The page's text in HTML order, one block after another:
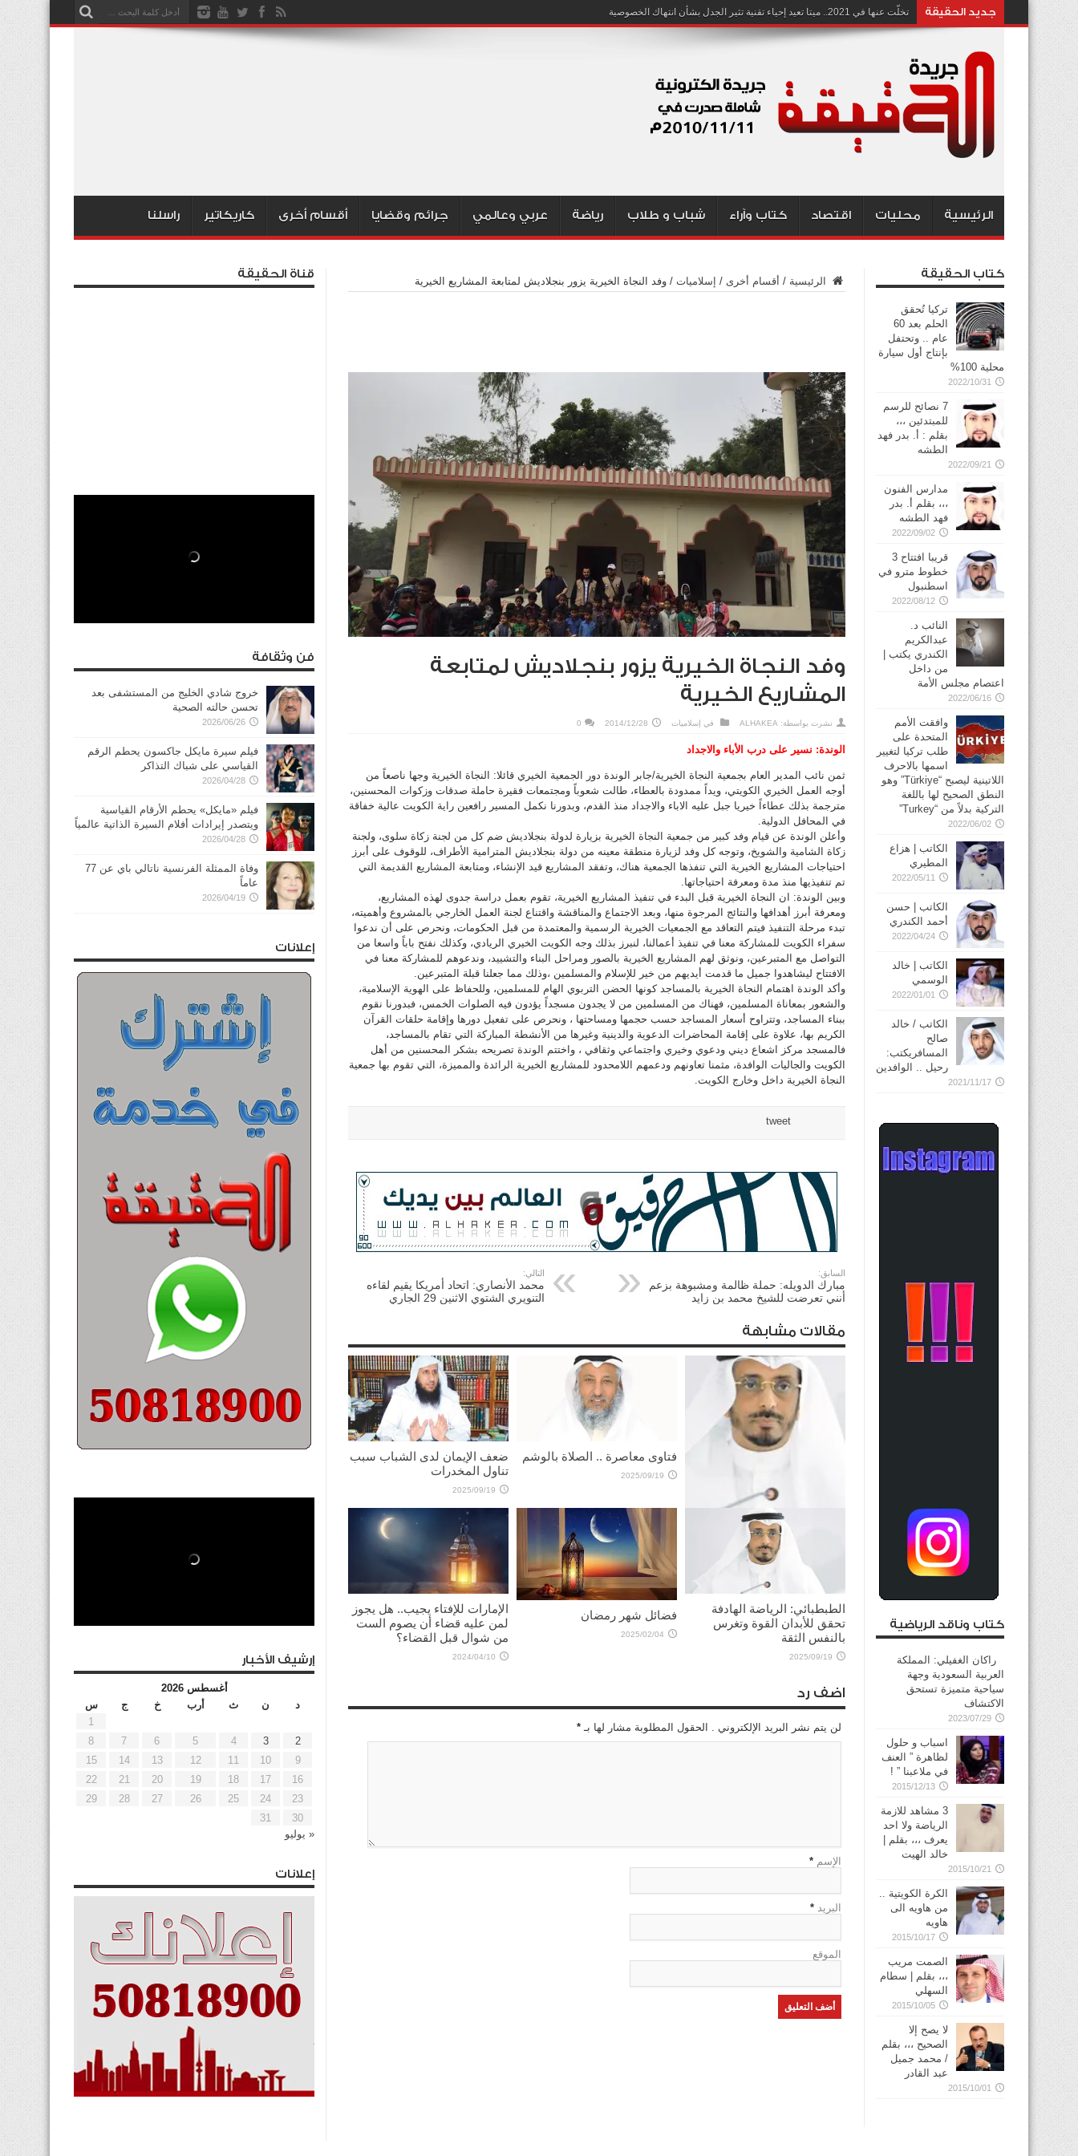
جديد الحقيقة تخلّت عنها في 2021.. ميتا تعيد إحياء تقنية تثير الجدل بشأن انتهاك الخصوصية
الرئيسية محليات اقتصاد كتاب وآراء شباب و طلاب رياضة عربي وعالمي جرائم وقضايا أقسام أخرى كاريكاتير راسلنا
الرئيسية / أقسام أخرى / إسلاميات / وفد النجاة الخيرية يزور بنجلاديش لمتابعة المشاريع الخيرية
وفد النجاة الخيرية يزور بنجلاديش لمتابعة
المشاريع الخيرية
نشرت بواسطة: ALHAKEA في إسلاميات 2014/12/28
0
الوندة: نسير على درب الأباء والاجداد
ثمن نائب المدير العام بجمعية النجاة الخيرية/جابر الوندة دور الجمعية الخيري قائلا: النجاة الخيرية وجها ناصعاً من
أوجه العمل الخيري الكويتي، ويداً ممدودة بالعطاء، طالت شعوباً ومجتمعات فقيرة حاملة صدقات وزكوات المحسنين،
مترجمة بذلك عطاءاً خيريا جبل عليه الاباء والاجداد منذ القدم، وبدورنا نكمل المسير رافعين راية الكويت عالية خفاقة
في المحافل الدولية.
وأعلن الوندة عن قيام وفد كبير من جمعية النجاة الخيرية بزيارة لدولة بنجلاديش ضم كل من لجنة زكاة سلوى، ولجنة
زكاة الشامية والشويخ، وتوجه كل وفد لزيارة منطقة معينه من دولة بنجلاديش المترامية الأطراف، للوقوف على أبرز
احتياجات المشاريع الخيرية التي تنفذها الجمعية هناك، وتفقد المشاريع قيد الإنشاء، ومتابعة المشاريع القديمة التي
تم تنفيذيها منذ مدة ومعرفة احتياجاتها.
وبين الوندة: ان النجاة الخيرية قبل البدء في تنفيذ المشاريع الخيرية، تقوم بعمل دراسة جدوى لهذه المشاريع،
ومعرفة أبرز أهدافها والنتائج المرجوة منها، وبعد الاجتماع والمناقشة واقتناع لجنة العمل الخارجي بالمشروع وأهميته،
تبدء مرحلة التنفيذ فيتم التعاقد مع الجمعيات الخيرية الرسمية والمعتمدة من قبل الحكومات، ونحرص على أن ندعوا
سفراء الكويت للمشاركة معنا في تنفيذ أعمالنا، لنبرز بذلك وجه الكويت الخيري الريادي، وكذلك نفتح باباً واسعا من
التواصل مع المتبرعين، ونوثق لهم المشاريع الخيرية بالصور ومراحل البناء والتشييد، وندعوهم للمشاركة معنا في
الافتتاح ليشاهدوا جميل ما قدمت أيديهم من خير للإسلام والمسلمين ،وذلك مما جعلنا قبلة المتبرعين.
وأكد الوندة اهتمام النجاة الخيرية بالمساجد كونها الحضن التربوي الهام للمسلمين، وللحفاظ على الهوية الإسلامية،
والشعور بمعاناة المسلمين، فهناك من المسلمين من لا يجدون مسجداً يؤدون فيه الصلوات الخمس، فبدورنا نقوم
ببناء المساجد، وتتراوح أسعار المساجد حسب حجمها ومساحتها ، ونحرص على تفعيل دورها وإقامة حلقات القرآن
الكريم بها، علاوة على إقامة المحاضرات الدعوية والدينية وغيرها من الأنشطة المباركة التي تقام بالمساجد،
فالمسجد مركز اشعاع ديني ودعوي وخيري واجتماعي وثقافي ، واختتم الوندة تصريحه بشكر المحسنين من أهل
الكويت والجاليات الوافدة، مثمنا تعاونهم ودعمهم اللامحدود للمشاريع الخيرية الرائدة والمميزة، التي تقوم بها جمعية
النجاة الخيرية داخل وخارج الكويت.
tweet
السابق:
مبارك الدويله: حملة ظالمة ومشبوهة بزعم
أنني تعرضت للشيخ محمد بن زايد
التالي:
محمد الأنصاري: اتحاد أمريكا يقيم لقاءه
التنويري الشتوي الاثنين 29 الجاري
مقالات مشابهة
احتكار السلع أوقات الأزمات
والحروب حرام
2026/04/17
فتاوى معاصرة .. الصلاة بالوشم
2025/09/19
ضعف الإيمان لدى الشباب سبب
تناول المخدرات
2025/09/19
الطبطبائي: الرياضة الهادفة
تحقق للأبدان القوة وتغرس
بالنفس الثقة
2025/09/19
فضائل شهر رمضان
2025/02/04
الإمارات للإفتاء يجيب.. هل يجوز
لمن عليه قضاء أن يصوم الست
من شوال قبل القضاء؟
2024/04/10
اضف رد
لن يتم نشر البريد الإلكتروني . الحقول المطلوبة مشار لها بـ *
الإسم *
البريد *
الموقع
كتاب الحقيقة
تركيا تُحقق
الحلم بعد 60
عام .. وتحتفل
بإنتاج أول سيارة
محلية 100%
2022/10/31
7 نصائح للرسم
للمبتدئين ،،،
بقلم : أ. بدر فهد
الطشه
2022/09/21
مدارس الفنون
،،، بقلم أ. بدر
فهد الطشه
2022/09/02
قريبا افتتاح 3
خطوط مترو في
2022/08/12
النائب د.
عبدالكريم
الكندري يكتب |
من داخل
اعتصام مجلس الأمة
2022/06/16
وافقت الأمم
المتحدة على
طلب تركيا لتغيير
اسمها بالاحرف
اللاتينية ليصبح “Türkiye” وهو
النطق الصحيح لها باللغة
التركية بدلاً من “Turkey”
2022/06/02
الكاتب | هزاع
المطيري
2022/05/11
الكاتب | حسن
أحمد الكندري
2022/04/24
الكاتب | خالد
الوسمي
2022/01/01
الكاتب / خالد
صالح
المسافريكتب:
رحيل .. الوافدين
2021/11/17
كتاب وناقد الرياضية
راكان الغفيلي: المملكة
العربية السعودية وجهة
سياحية متميزة تستحق
الاكتشاف
2023/07/29
اسباب و حلول
لظاهرة ” العنف
في ملاعبنا ” !
2015/12/13
3 مشاهد للازمة
الرياضة ولا احد
يعرف ،،، بقلم |
خالد الهيت
2015/10/21
الكرة الكويتية ..
من هاويه الى
هاويه
2015/10/17
الصمت مريب
،،، بقلم | سطام
السهلي
2015/10/05
لا يصح إلا
الصحيح ،،، بقلم
/ محمد جميل
عبد القادر
2015/10/01
قناة الحقيقة
فن وثقافة
خروج شادي الخليج من المستشفى بعد
تحسن حالته الصحية
2026/06/26
فيلم سيرة مايكل جاكسون يحطم الرقم
القياسي على شباك التذاكر
2026/04/28
فيلم «مايكل» يحطم الأرقام القياسية
ويتصدر إيرادات أفلام السيرة الذاتية عالمياً
2026/04/28
وفاة الممثلة الفرنسية ناتالي باي عن 77
عاماً
2026/04/19
إعلانات
إرشيف الأخبار
أغسطس 2026
د
ن ث أرب خ ج
س
1
2
3
4
5
6
7
8
9
10
11
12
13
14
15
16
17
18
19
20
21
22
23
24
25
26
27
28
29
30
31
« يوليو
إعلانات